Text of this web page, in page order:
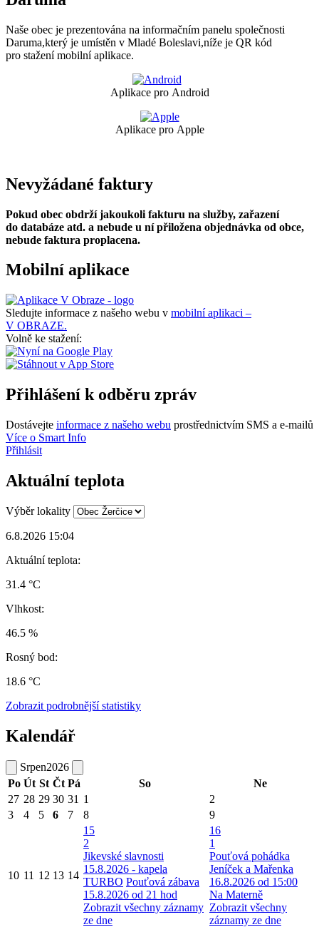
Naše obec je prezentována na informačním panelu společnosti
Daruma,který je umístěn v Mladé Boleslavi,níže je QR kód
pro stažení mobilní aplikace.
Aplikace pro Android
Aplikace pro Apple
Nevyžádané faktury
Pokud obec obdrží jakoukoli fakturu na služby, zařazení
do databáze atd. a nebude u ní přiložena objednávka od obce,
nebude faktura proplacena.
Mobilní aplikace
Sledujte informace z našeho webu v mobilní aplikaci –
V OBRAZE.
Volně ke stažení:
Přihlášení k odběru zpráv
Dostávejte informace z našeho webu prostřednictvím SMS a e-mailů
Více o Smart Info
Přihlásit
Aktuální teplota
Výběr lokality
6.8.2026 15:04
Aktuální teplota:
31.4 °C
Vlhkost:
46.5 %
Rosný bod:
18.6 °C
Zobrazit podrobnější statistiky
Kalendář
Srpen2026
Po Út St Čt Pá So
Ne
27 28 29 30 31 1
2
3
4 5 6 7 8 9
10 11 12 13 14
15
2
Jikevské slavnosti
15.8.2026 - kapela
TURBO Pouťová zábava
15.8.2026 od 21 hod
Zobrazit všechny záznamy
ze dne
16
1
Pouťová pohádka
Jeníček a Mařenka
16.8.2026 od 15:00
Na Materně
Zobrazit všechny
záznamy ze dne